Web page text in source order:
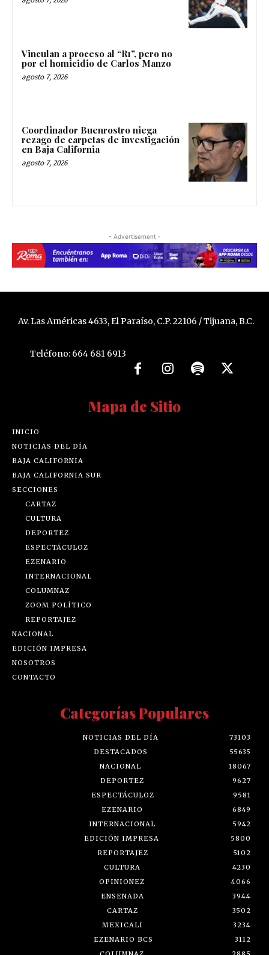
Vinculan a proceso al “R1”, pero no
por el homicidio de Carlos Manzo
agosto 7, 2026
Coordinador Buenrostro niega
rezago de carpetas de investigación
en Baja California
agosto 7, 2026
- Advertisement -
Av. Las Américas 4633, El Paraíso, C.P. 22106 / Tijuana, B.C.
Teléfono: 664 681 6913
Mapa de Sitio
INICIO
NOTICIAS DEL DÍA
BAJA CALIFORNIA
BAJA CALIFORNIA SUR
SECCIONES
CARTAZ
CULTURA
DEPORTEZ
ESPECTÁCULOZ
EZENARIO
INTERNACIONAL
COLUMNAZ
ZOOM POLÍTICO
REPORTAJEZ
NACIONAL
EDICIÓN IMPRESA
NOSOTROS
CONTACTO
Categorías Populares
NOTICIAS DEL DÍA
73103
DESTACADOS
55635
NACIONAL
18067
DEPORTEZ
9627
ESPECTÁCULOZ
9581
EZENARIO
6849
INTERNACIONAL
5942
EDICIÓN IMPRESA
5800
REPORTAJEZ
5102
CULTURA
4230
OPINIONEZ
4066
ENSENADA
3944
CARTAZ
3502
MEXICALI
3234
EZENARIO BCS
3112